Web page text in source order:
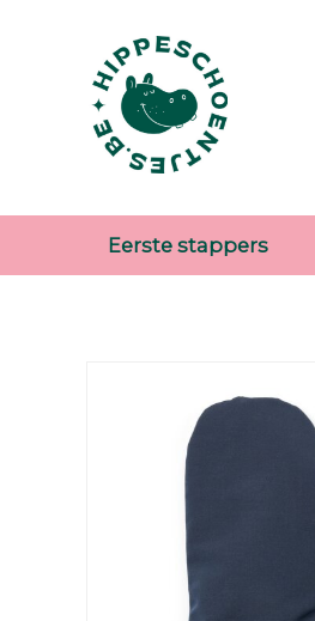
Eerste stappers